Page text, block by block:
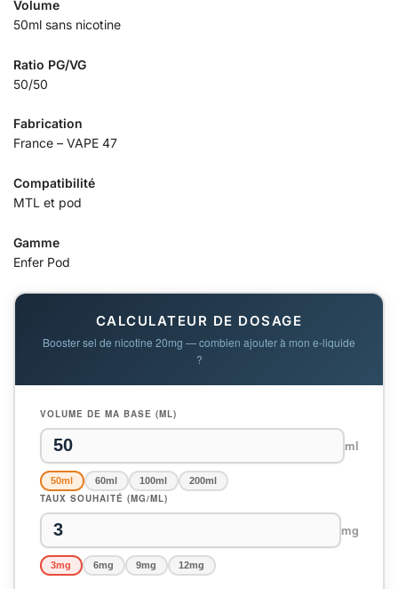
Volume
50ml sans nicotine
Ratio PG/VG
50/50
Fabrication
France – VAPE 47
Compatibilité
MTL et pod
Gamme
Enfer Pod
CALCULATEUR DE DOSAGE
Booster sel de nicotine 20mg — combien ajouter à mon e-liquide
?
VOLUME DE MA BASE (ML)
ml
50ml 60ml 100ml 200ml
TAUX SOUHAITÉ (MG/ML)
mg
3mg 6mg 9mg 12mg